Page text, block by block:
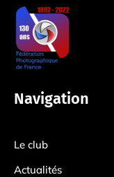
Navigation
Le club
Actualités